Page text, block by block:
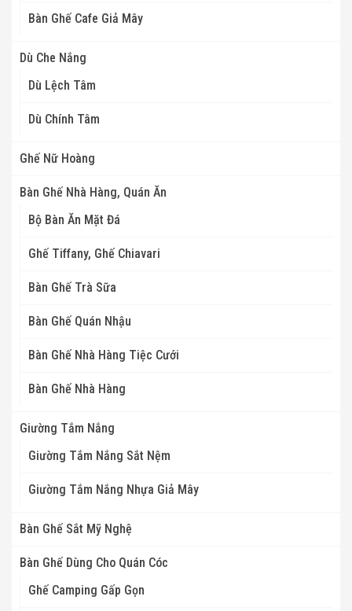
Bàn Ghế Cafe Giả Mây
Dù Che Nắng
Dù Lệch Tâm
Dù Chính Tâm
Ghế Nữ Hoàng
Bàn Ghế Nhà Hàng, Quán Ăn
Bộ Bàn Ăn Mặt Đá
Ghế Tiffany, Ghế Chiavari
Bàn Ghế Trà Sữa
Bàn Ghế Quán Nhậu
Bàn Ghế Nhà Hàng Tiệc Cưới
Bàn Ghế Nhà Hàng
Giường Tắm Nắng
Giường Tắm Nắng Sắt Nệm
Giường Tắm Nắng Nhựa Giả Mây
Bàn Ghế Sắt Mỹ Nghệ
Bàn Ghế Dùng Cho Quán Cóc
Ghế Camping Gấp Gọn